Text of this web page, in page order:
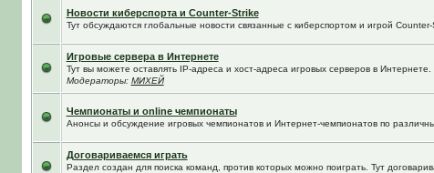
Новости киберспорта и Counter-Strike
Тут обсуждаются глобальные новости связанные с киберспортом и игрой Counter-
Игровые сервера в Интернете
Тут вы можете оставлять IP-адреса и хост-адреса игровых серверов в Интернете.
Модераторы: МИХЕЙ
Чемпионаты и online чемпионаты
Анонсы и обсуждение игровых чемпионатов и Интернет-чемпионатов по
Договариваемся играть
Раздел создан для поиска команд, против которых можно поиграть. Тут